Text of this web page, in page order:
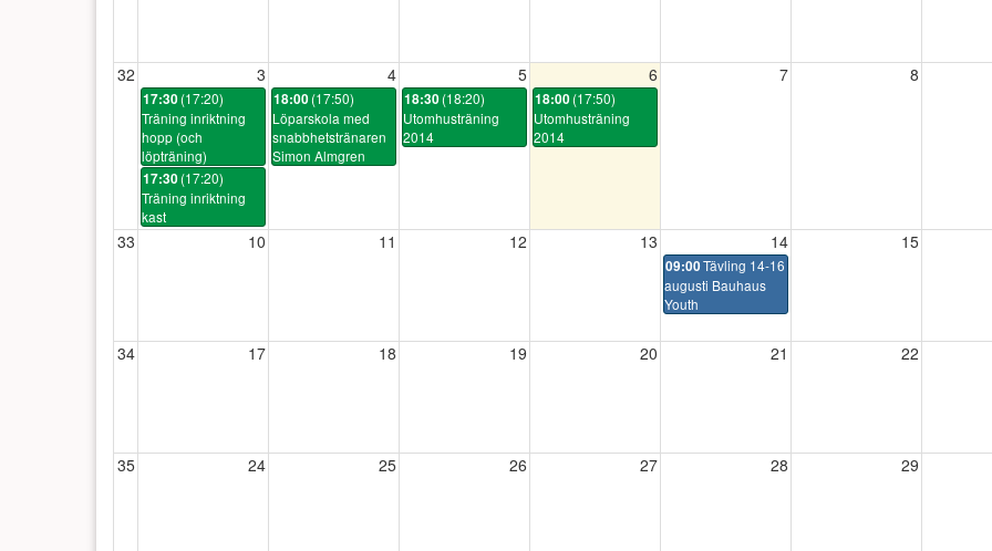
17:30(17:20)
Träning inriktning
hopp (och
löpträning)
17:30(17:20)
Träning inriktning
kast
18:00(17:50)
Löparskola med
snabbhetstränaren
Simon Almgren
18:30(18:20)
Utomhusträning
2014
18:00(17:50)
Utomhusträning
2014
09:00Tävling 14-16
augusti Bauhaus
Youth
32 3 4 5 6 7 8
33 10 11 12 13 14 15
34 17 18 19 20 21 22
35 24 25 26 27 28 29